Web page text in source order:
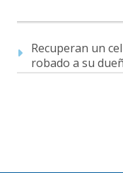
Recuperan un
robado a su